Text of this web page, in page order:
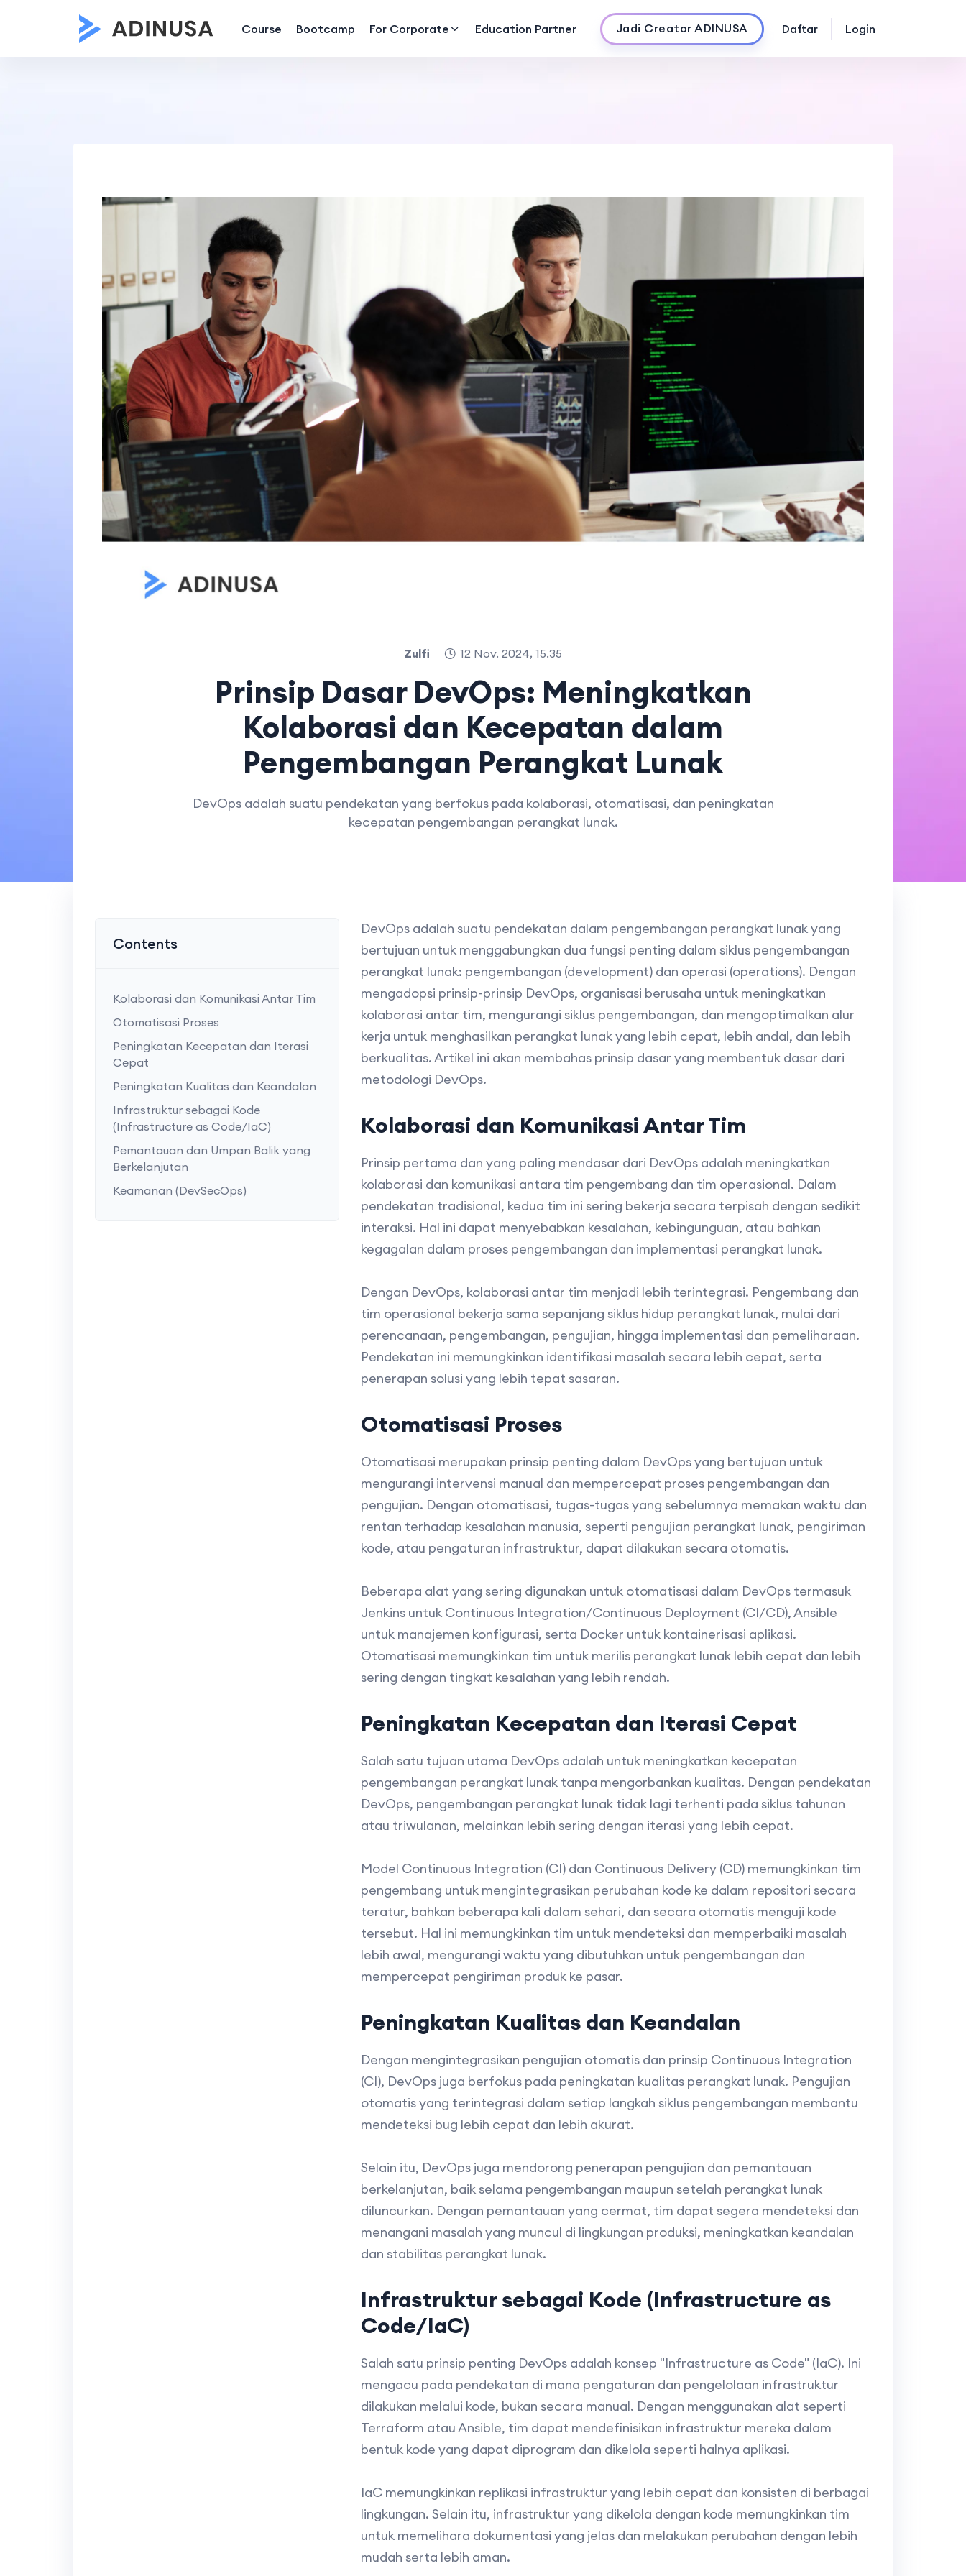
Course Bootcamp For Corporate Education Partner Jadi Creator ADINUSA Daftar Login
Zulfi 12 Nov. 2024, 15.35
Prinsip Dasar DevOps: Meningkatkan
Kolaborasi dan Kecepatan dalam
Pengembangan Perangkat Lunak
DevOps adalah suatu pendekatan yang berfokus pada kolaborasi, otomatisasi, dan peningkatan
kecepatan pengembangan perangkat lunak.
Contents
Kolaborasi dan Komunikasi Antar Tim
Otomatisasi Proses
Peningkatan Kecepatan dan Iterasi
Cepat
Peningkatan Kualitas dan Keandalan
Infrastruktur sebagai Kode
(Infrastructure as Code/IaC)
Pemantauan dan Umpan Balik yang
Berkelanjutan
Keamanan (DevSecOps)
DevOps adalah suatu pendekatan dalam pengembangan perangkat lunak yang
bertujuan untuk menggabungkan dua fungsi penting dalam siklus pengembangan
perangkat lunak: pengembangan (development) dan operasi (operations). Dengan
mengadopsi prinsip-prinsip DevOps, organisasi berusaha untuk meningkatkan
kolaborasi antar tim, mengurangi siklus pengembangan, dan mengoptimalkan alur
kerja untuk menghasilkan perangkat lunak yang lebih cepat, lebih andal, dan lebih
berkualitas. Artikel ini akan membahas prinsip dasar yang membentuk dasar dari
metodologi DevOps.
Kolaborasi dan Komunikasi Antar Tim
Prinsip pertama dan yang paling mendasar dari DevOps adalah meningkatkan
kolaborasi dan komunikasi antara tim pengembang dan tim operasional. Dalam
pendekatan tradisional, kedua tim ini sering bekerja secara terpisah dengan sedikit
interaksi. Hal ini dapat menyebabkan kesalahan, kebingunguan, atau bahkan
kegagalan dalam proses pengembangan dan implementasi perangkat lunak.
Dengan DevOps, kolaborasi antar tim menjadi lebih terintegrasi. Pengembang dan
tim operasional bekerja sama sepanjang siklus hidup perangkat lunak, mulai dari
perencanaan, pengembangan, pengujian, hingga implementasi dan pemeliharaan.
Pendekatan ini memungkinkan identifikasi masalah secara lebih cepat, serta
penerapan solusi yang lebih tepat sasaran.
Otomatisasi Proses
Otomatisasi merupakan prinsip penting dalam DevOps yang bertujuan untuk
mengurangi intervensi manual dan mempercepat proses pengembangan dan
pengujian. Dengan otomatisasi, tugas-tugas yang sebelumnya memakan waktu dan
rentan terhadap kesalahan manusia, seperti pengujian perangkat lunak, pengiriman
kode, atau pengaturan infrastruktur, dapat dilakukan secara otomatis.
Beberapa alat yang sering digunakan untuk otomatisasi dalam DevOps termasuk
Jenkins untuk Continuous Integration/Continuous Deployment (CI/CD), Ansible
untuk manajemen konfigurasi, serta Docker untuk kontainerisasi aplikasi.
Otomatisasi memungkinkan tim untuk merilis perangkat lunak lebih cepat dan lebih
sering dengan tingkat kesalahan yang lebih rendah.
Peningkatan Kecepatan dan Iterasi Cepat
Salah satu tujuan utama DevOps adalah untuk meningkatkan kecepatan
pengembangan perangkat lunak tanpa mengorbankan kualitas. Dengan pendekatan
DevOps, pengembangan perangkat lunak tidak lagi terhenti pada siklus tahunan
atau triwulanan, melainkan lebih sering dengan iterasi yang lebih cepat.
Model Continuous Integration (CI) dan Continuous Delivery (CD) memungkinkan tim
pengembang untuk mengintegrasikan perubahan kode ke dalam repositori secara
teratur, bahkan beberapa kali dalam sehari, dan secara otomatis menguji kode
tersebut. Hal ini memungkinkan tim untuk mendeteksi dan memperbaiki masalah
lebih awal, mengurangi waktu yang dibutuhkan untuk pengembangan dan
mempercepat pengiriman produk ke pasar.
Peningkatan Kualitas dan Keandalan
Dengan mengintegrasikan pengujian otomatis dan prinsip Continuous Integration
(CI), DevOps juga berfokus pada peningkatan kualitas perangkat lunak. Pengujian
otomatis yang terintegrasi dalam setiap langkah siklus pengembangan membantu
mendeteksi bug lebih cepat dan lebih akurat.
Selain itu, DevOps juga mendorong penerapan pengujian dan pemantauan
berkelanjutan, baik selama pengembangan maupun setelah perangkat lunak
diluncurkan. Dengan pemantauan yang cermat, tim dapat segera mendeteksi dan
menangani masalah yang muncul di lingkungan produksi, meningkatkan keandalan
dan stabilitas perangkat lunak.
Infrastruktur sebagai Kode (Infrastructure as
Code/IaC)
Salah satu prinsip penting DevOps adalah konsep "Infrastructure as Code" (IaC). Ini
mengacu pada pendekatan di mana pengaturan dan pengelolaan infrastruktur
dilakukan melalui kode, bukan secara manual. Dengan menggunakan alat seperti
Terraform atau Ansible, tim dapat mendefinisikan infrastruktur mereka dalam
bentuk kode yang dapat diprogram dan dikelola seperti halnya aplikasi.
IaC memungkinkan replikasi infrastruktur yang lebih cepat dan konsisten di berbagai
lingkungan. Selain itu, infrastruktur yang dikelola dengan kode memungkinkan tim
untuk memelihara dokumentasi yang jelas dan melakukan perubahan dengan lebih
mudah serta lebih aman.